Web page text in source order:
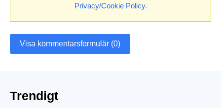
Privacy/Cookie Policy.
Visa kommentarsformulär (0)
Trendigt